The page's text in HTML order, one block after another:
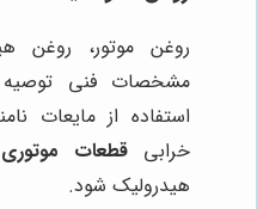
روغن موتور، روغن
مشخصات فنی توصیه
استفاده از مایعات
خرابی قطعات
هیدرولیک شود.